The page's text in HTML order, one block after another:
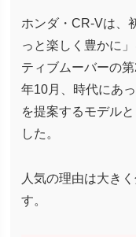
ホンダ・CR-Vは、
っと楽しく豊かに
ティブムーバーの
年10月、時代にあ
を提案するモデル
した。
人気の理由は大き
す。